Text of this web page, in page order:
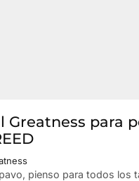
Greatness para
pienso para todos los